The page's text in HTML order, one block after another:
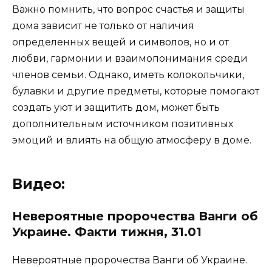
Важно помнить, что вопрос счастья и защиты
дома зависит не только от наличия
определенных вещей и символов, но и от
любви, гармонии и взаимопонимания среди
членов семьи. Однако, иметь колокольчики,
булавки и другие предметы, которые помогают
создать уют и защитить дом, может быть
дополнительным источником позитивных
эмоций и влиять на общую атмосферу в доме.
Видео:
Невероятные пророчества Ванги об
Украине. Факти тижня, 31.01
Невероятные пророчества Ванги об Украине.